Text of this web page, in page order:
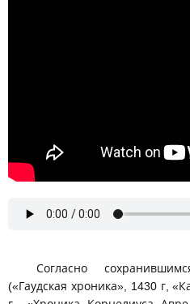
Согласно
(«Гаудская хроника», 1430 г,